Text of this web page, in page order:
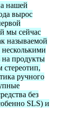
нашей
вырос
мы сейчас
называемой
на продукты
стереотип,
ручного
без
SLS) и